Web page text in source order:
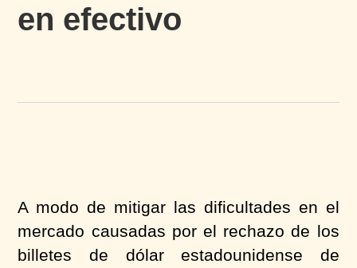
en efectivo
A modo de mitigar las dificultades en el
mercado causadas por el rechazo de los
billetes de dólar estadounidense de